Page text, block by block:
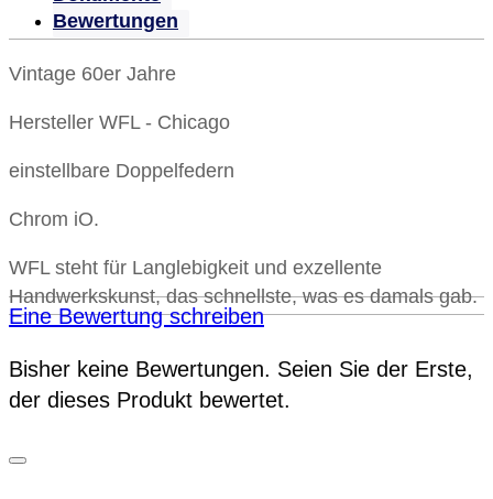
Bewertungen
Vintage 60er Jahre
Hersteller WFL - Chicago
einstellbare Doppelfedern
Chrom iO.
WFL steht für Langlebigkeit und exzellente
Handwerkskunst, das schnellste, was es damals gab.
Eine Bewertung schreiben
Bisher keine Bewertungen. Seien Sie der Erste,
der dieses Produkt bewertet.